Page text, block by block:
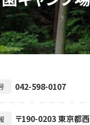
042-598-0107
〒190-0203 東京都